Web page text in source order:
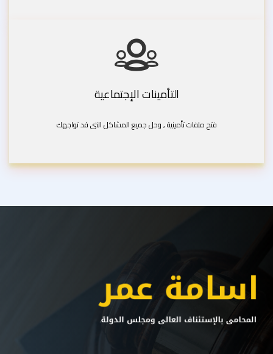
التأمينات الإجتماعية
فتح ملفات تأمينية , وحل جميع المشاكل التى قد تواجهك